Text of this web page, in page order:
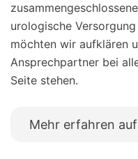
urologische
möchten wir aufklären
Ansprechpartner bei
Seite stehen.
Mehr erfahren